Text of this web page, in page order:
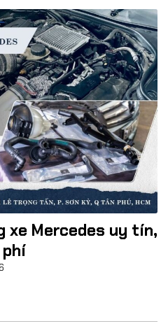
xe Mercedes uy tín,